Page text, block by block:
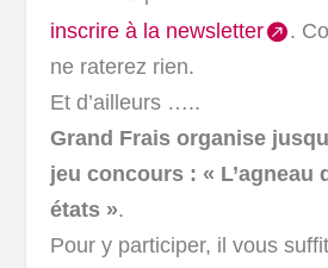
inscrire à la newsletter
.
ne raterez rien.
Et d’ailleurs …..
Grand Frais organise
jeu concours : « L’agneau
états ».
Pour y participer, il vous